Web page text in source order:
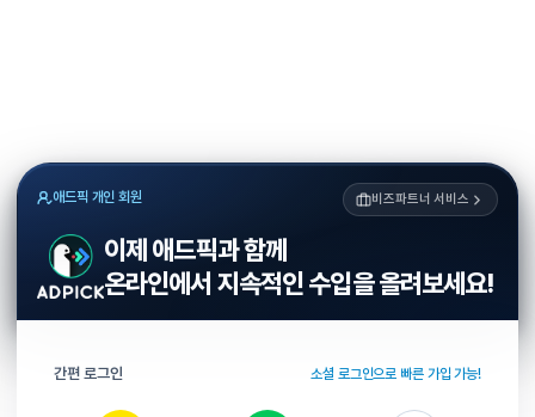
애드픽 개인 회원 비즈파트너 서비스
이제 애드픽과 함께
온라인에서 지속적인 수입을 올려보세요!
간편 로그인 소셜 로그인으로 빠른 가입 가능!